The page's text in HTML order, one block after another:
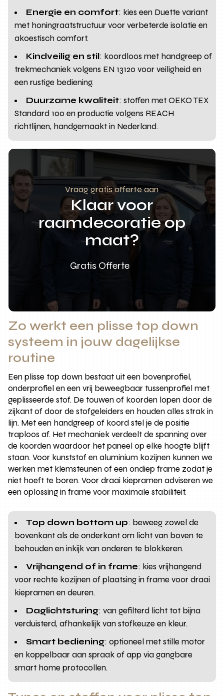
Energie en comfort: kies een Duette variant
met honingraatstructuur voor verbeterde isolatie en
akoestisch comfort.
Kindveilig en stil: koordloos met handgreep of
trekmechaniek volgens EN 13120 voor veiligheid en
een rustige bediening.
Duurzame kwaliteit: stoffen met OEKO TEX
Standard 100 en productie volgens REACH
richtlijnen, handgemaakt in Nederland.
Vraag gratis offerte aan
Klaar voor
raamdecoratie op
maat?
Gratis Offerte
Zo werkt een plisse top down
systeem in jouw dagelijkse
routine
Een plisse top down bestaat uit een bovenprofiel,
onderprofiel en een vrij beweegbaar tussenprofiel met
geplisseerde stof. De touwen of koorden lopen door de
zijkant of door de stofgeleiders en houden alles strak in
lijn. Met een handgreep of koord stel je de positie
traploos af. Het mechaniek verdeelt de spanning over
de koorden waardoor het paneel op elke hoogte blijft
staan. Voor kunststof en aluminium kozijnen kunnen we
werken met klemsteunen of een ondiep frame zodat je
niet hoeft te boren. Voor draai kiepramen adviseren we
een oplossing in frame voor maximale stabiliteit.
Top down bottom up: beweeg zowel de
bovenkant als de onderkant om licht van boven te
behouden en inkijk van onderen te blokkeren.
Vrijhangend of in frame: kies vrijhangend
voor rechte kozijnen of plaatsing in frame voor draai
kiepramen en deuren.
Daglichtsturing: van gefilterd licht tot bijna
verduisterd, afhankelijk van stofkeuze en kleur.
Smart bediening: optioneel met stille motor
en koppelbaar aan spraak of app via gangbare
smart home protocollen.